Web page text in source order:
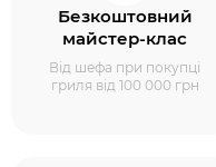
Безкоштовний
майстер-клас
Від шефа при покупці
гриля від 100 000 грн